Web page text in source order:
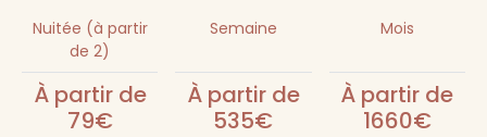
Nuitée (à partir
de 2)
Semaine Mois
À partir de
79€
À partir de
535€
À partir de
1660€